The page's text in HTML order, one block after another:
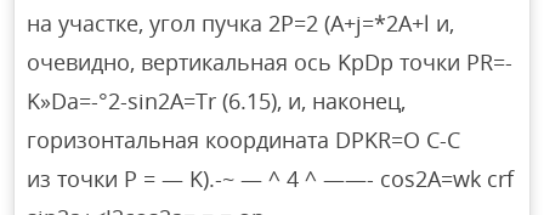
на участке, угол пучка 2P=2 (A+j=*2A+l и,
очевидно, вертикальная ось KpDp точки PR=-
K»Da=-°2-sin2A=Tr (6.15), и, наконец,
горизонтальная координата DPKR=O C-C
из точки P = — K).-~ — ^ 4 ^ ——- cos2A=wk crf